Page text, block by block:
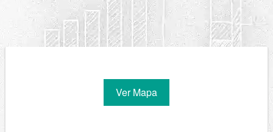
Ver Mapa